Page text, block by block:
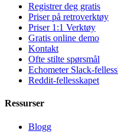
Registrer deg gratis
Priser på retroverktøy
Priser 1:1 Verktøy
Gratis online demo
Kontakt
Ofte stilte spørsmål
Echometer Slack-
Reddit-fellesskapet
Ressurser
Blogg